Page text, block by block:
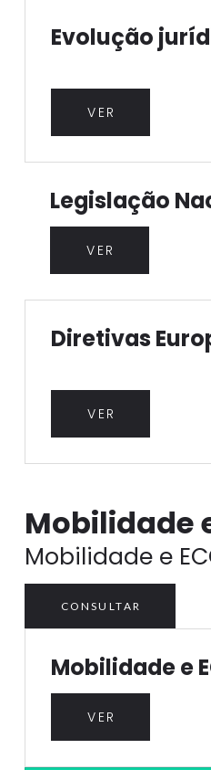
Evolução
VER
Legislação
VER
Diretivas
VER
Mobilidade
Mobilidade e
CONSULTAR
Mobilidade e
VER